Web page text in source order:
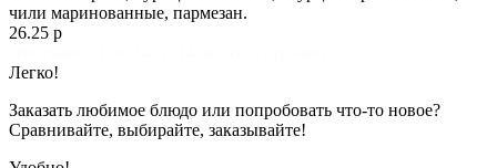
чили маринованные, пармезан.
26.25 р
Легко!
Заказать любимое блюдо или попробовать что-то новое?
Сравнивайте, выбирайте, заказывайте!